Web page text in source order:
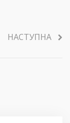
НАСТУПНА